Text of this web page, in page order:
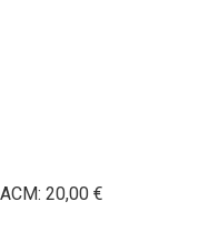
20,00 €